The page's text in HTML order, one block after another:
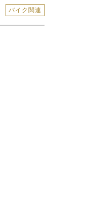
バイク関連